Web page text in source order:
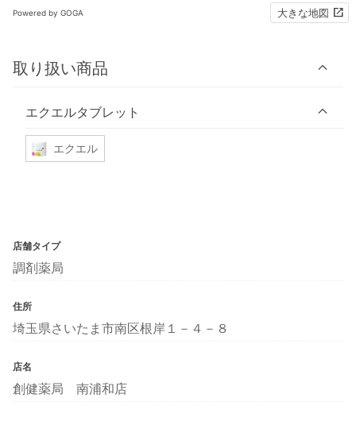
Powered by GOGA 大きな地図
取り扱い商品
エクエルタブレット
エクエル
店舗タイプ
調剤薬局
住所
埼玉県さいたま市南区根岸１－４－８
店名
創健薬局 南浦和店